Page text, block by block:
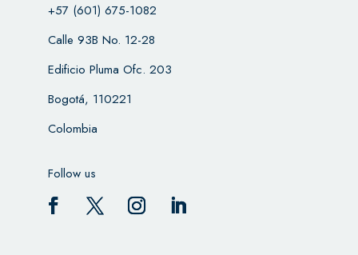
+57 (601) 675-1082
Calle 93B No. 12-28
Edificio Pluma Ofc. 203
Bogotá, 110221
Colombia
Follow us